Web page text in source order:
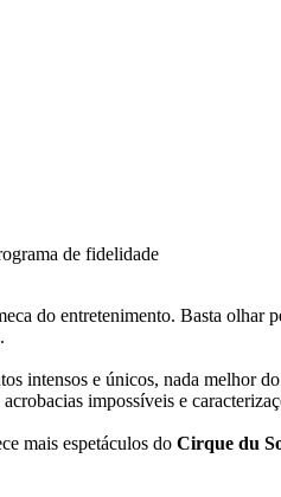
de fidelidade
do entretenimento. Basta olhar
intensos e únicos, nada melhor
impossíveis e
mais espetáculos do Cirque du